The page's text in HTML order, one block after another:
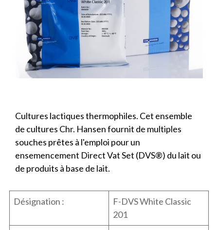
Cultures lactiques thermophiles. Cet ensemble
de cultures Chr. Hansen fournit de multiples
souches prêtes à l'emploi pour un
ensemencement Direct Vat Set (DVS®) du lait ou
de produits à base de lait.
Désignation :
F-DVS White Classic
201